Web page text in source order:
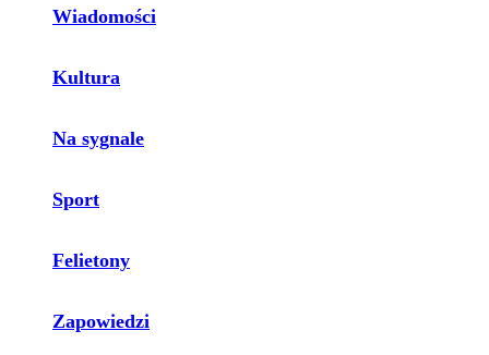
Wiadomości
Kultura
Na sygnale
Sport
Felietony
Zapowiedzi